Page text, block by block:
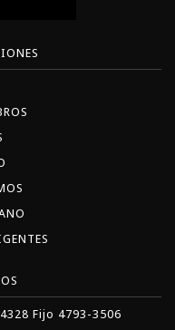
Fijo 4793-3506